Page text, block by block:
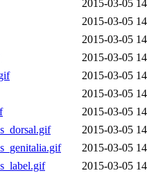
2015-03-05
2015-03-05
2015-03-05
2015-03-05
2015-03-05
2015-03-05
2015-03-05
2015-03-05
2015-03-05
2015-03-05